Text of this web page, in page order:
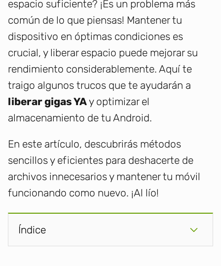
espacio suficiente? ¡Es un problema más
común de lo que piensas! Mantener tu
dispositivo en óptimas condiciones es
crucial, y liberar espacio puede mejorar su
rendimiento considerablemente. Aquí te
traigo algunos trucos que te ayudarán a
liberar gigas YAy optimizar el
almacenamiento de tu Android.
En este artículo, descubrirás métodos
sencillos y eficientes para deshacerte de
archivos innecesarios y mantener tu móvil
funcionando como nuevo. ¡Al lío!
Índice